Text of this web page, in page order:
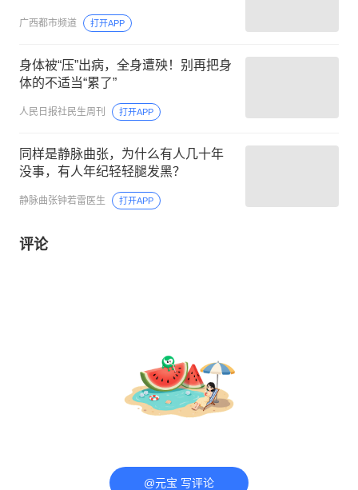
广西都市频道 打开APP
身体被“压”出病，全身遭殃！别再把身
体的不适当“累了”
人民日报社民生周刊 打开APP
同样是静脉曲张，为什么有人几十年
没事，有人年纪轻轻腿发黑？
静脉曲张钟若雷医生 打开APP
评论
@元宝 写评论